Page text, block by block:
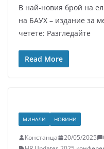
В най-новия брой на
на БАУХ – издание за
четете: Разгледайте
Read More
МИНАЛИ НОВИНИ
Констанца 20/05/2025